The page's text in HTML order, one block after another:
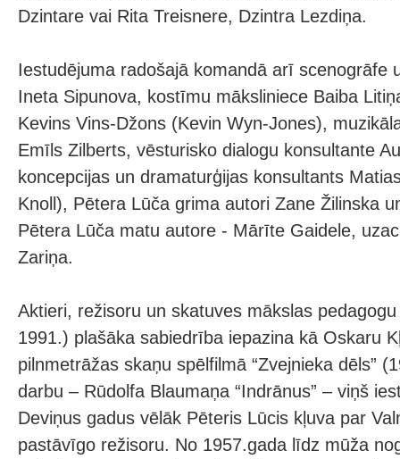
Dzintare vai Rita Treisnere, Dzintra Lezdiņa.
Iestudējuma radošajā komandā arī scenogrāfe
Ineta Sipunova, kostīmu māksliniece Baiba
Kevins Vins-Džons (Kevin Wyn-Jones),
Emīls Zilberts, vēsturisko dialogu konsultante
koncepcijas un dramaturģijas konsultants
Knoll), Pētera Lūča grima autori Zane Žilinska
Pētera Lūča matu autore - Mārīte Gaidele,
Zariņa.
Aktieri, režisoru un skatuves mākslas
1991.) plašāka sabiedrība iepazina kā Oskaru
pilnmetrāžas skaņu spēlfilmā “Zvejnieka dēls”
darbu – Rūdolfa Blaumaņa “Indrānus” – viņš
Deviņus gadus vēlāk Pēteris Lūcis kļuva par
pastāvīgo režisoru. No 1957.gada līdz mūža